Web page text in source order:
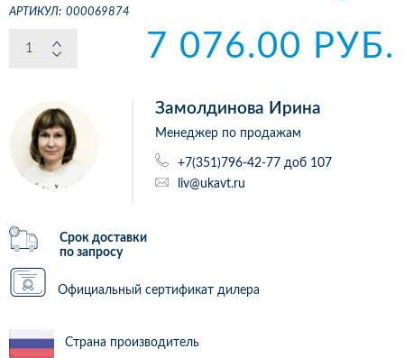
АРТИКУЛ: 000069874
7 076.00 РУБ.
Замолдинова Ирина
Менеджер по продажам
+7(351)796-42-77 доб 107
liv@ukavt.ru
Срок доставки
по запросу
Официальный сертификат дилера
Страна производитель